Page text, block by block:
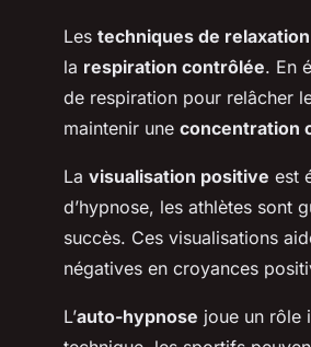
Les techniques de relaxation
la respiration contrôlée. En
de respiration pour relâcher
maintenir une concentration
La visualisation positive est
d’hypnose, les athlètes sont
succès. Ces visualisations
négatives en croyances
L’auto-hypnose joue un rôle